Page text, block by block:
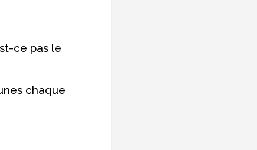
ce pas le
chaque